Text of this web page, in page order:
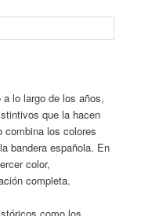
lo largo de los años,
que la hacen
combina los colores
bandera española. En
color,
completa.